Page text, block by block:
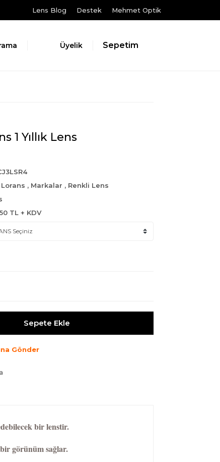
Lens Blog Destek Mehmet Optik
Üyelik Sepetim
1 Yıllık Lens
Lorans , Markalar , Renkli Lens
TL + KDV
Sepete Ekle
Gönder
bir lenstir.
görünüm sağlar.